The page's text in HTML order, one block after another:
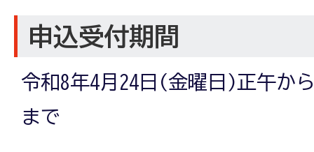
申込受付期間
令和8年4月24日(金曜日)正午か
まで